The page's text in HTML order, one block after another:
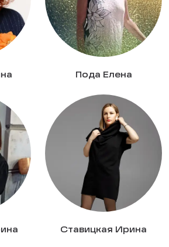
Пода Елена
Ставицкая Ирина